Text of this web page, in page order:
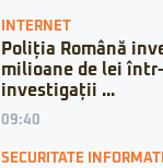
INTERNET
Poliția Română
milioane de lei
investigații ...
09:40
SECURITATE